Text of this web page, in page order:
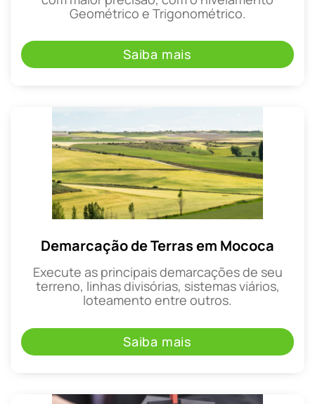
Geométrico e Trigonométrico.
Saiba mais
Demarcação de Terras em Mococa
Execute as principais demarcações de seu
terreno, linhas divisórias, sistemas viários,
loteamento entre outros.
Saiba mais